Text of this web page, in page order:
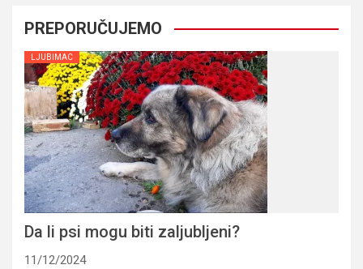
PREPORUČUJEMO
LJUBIMAC
Da li psi mogu biti zaljubljeni?
11/12/2024